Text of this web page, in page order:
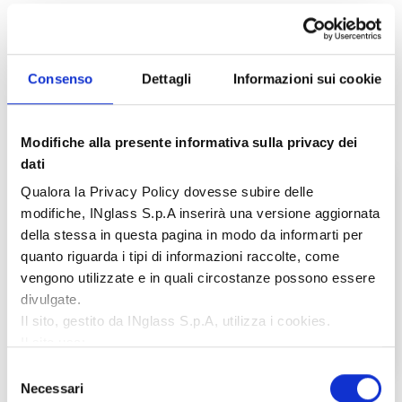
Consenso Dettagli Informazioni sui cookie
Modifiche alla presente informativa sulla privacy dei
dati
Qualora la Privacy Policy dovesse subire delle
modifiche, INglass S.p.A inserirà una versione aggiornata
della stessa in questa pagina in modo da informarti per
quanto riguarda i tipi di informazioni raccolte, come
vengono utilizzate e in quali circostanze possono essere
divulgate.
Il sito, gestito da INglass S.p.A, utilizza i cookies.
sito web abilitandone funzionalità di base quali la
delNecessari
Altre soluzioni
Soluzioni a canale caldo con bracci